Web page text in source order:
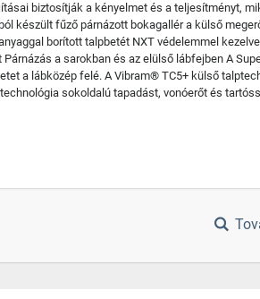
biztosítják a kényelmet és a teljesítményt,
készült fűző párnázott bokagallér a külső
borított talpbetét NXT védelemmel
a sarokban és az elülső lábfejben A
a lábközép felé. A Vibram® TC5+ külső
sokoldalú tapadást, vonóerőt és